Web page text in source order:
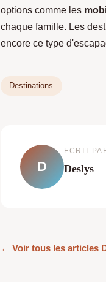
options comme les
chaque famille. Les
encore ce type
Destinations
D
ECRIT
Deslys
← Voir tous les articles